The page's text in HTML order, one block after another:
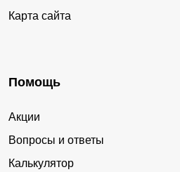
Карта сайта
Помощь
Акции
Вопросы и ответы
Калькулятор